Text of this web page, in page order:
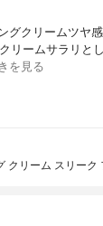
グクリームツヤ
リームサラリと
を見る
クリーム スリーク